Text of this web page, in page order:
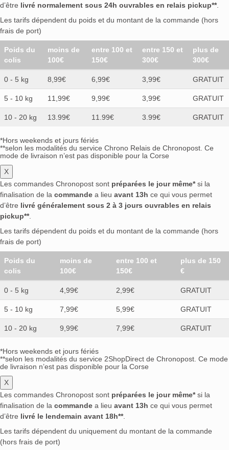
d’être livré normalement sous 24h ouvrables en relais pickup**.
Les tarifs dépendent du poids et du montant de la commande (hors
frais de port)
Poids du
colis
moins de
100€
entre 100 et
150€
entre 150 et
300€
plus de
300€
0 - 5 kg 8,99€ 6,99€ 3,99€ GRATUIT
5 - 10 kg 11,99€ 9,99€ 3,99€ GRATUIT
10 - 20 kg 13.99€ 11.99€ 3.99€ GRATUIT
*Hors weekends et jours fériés
**selon les modalités du service Chrono Relais de Chronopost. Ce
mode de livraison n’est pas disponible pour la Corse
X
Les commandes Chronopost sont préparées le jour même*si la
finalisation de la commande a lieu avant 13h ce qui vous permet
d’être livré généralement sous 2 à 3 jours ouvrables en relais
pickup**.
Les tarifs dépendent du poids et du montant de la commande (hors
frais de port)
Poids du
colis
moins de
100€
entre 100 et
150€
plus de 150
€
0 - 5 kg 4,99€ 2,99€ GRATUIT
5 - 10 kg 7,99€ 5,99€ GRATUIT
10 - 20 kg 9,99€ 7,99€ GRATUIT
*Hors weekends et jours fériés
**selon les modalités du service 2ShopDirect de Chronopost. Ce mode
de livraison n’est pas disponible pour la Corse
X
Les commandes Chronopost sont préparées le jour même*si la
finalisation de la commande a lieu avant 13h ce qui vous permet
d’être livré le lendemain avant 18h**.
Les tarifs dépendent du uniquement du montant de la commande
(hors frais de port)